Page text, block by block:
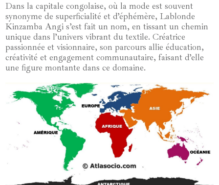
Dans la capitale congolaise, où la mode est souvent
synonyme de superficialité et d’éphémère, Lablonde
Kinzamba Angi s’est fait un nom, en tissant un chemin
unique dans l’univers vibrant du textile. Créatrice
passionnée et visionnaire, son parcours allie éducation,
créativité et engagement communautaire, faisant d’elle
une figure montante dans ce domaine.